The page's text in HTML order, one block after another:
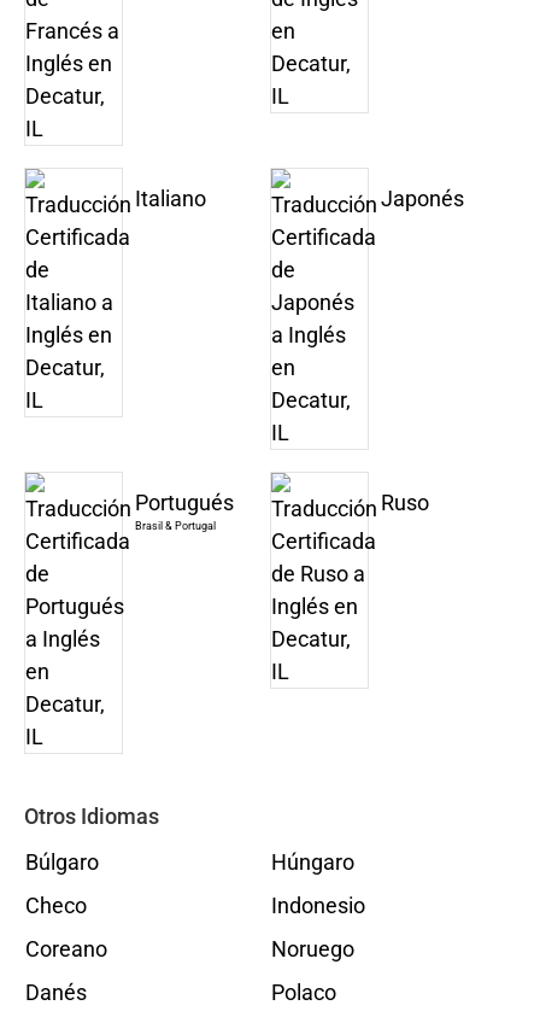
Italiano Japonés
Portugués
Brasil & Portugal
Ruso
Otros Idiomas
Búlgaro
Checo
Coreano
Danés
Húngaro
Indonesio
Noruego
Polaco